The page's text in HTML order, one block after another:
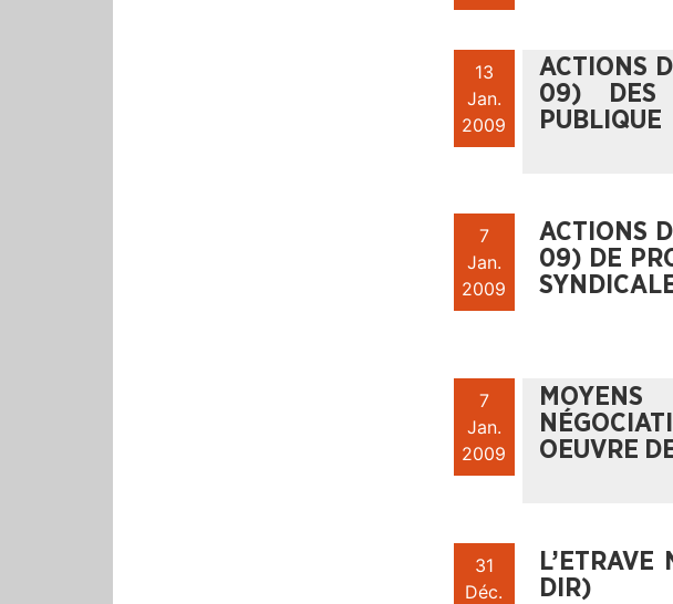
13
Jan.
2009
ACTIONS
09) DES
PUBLIQUE
7
Jan.
2009
ACTIONS
09) DE
7
Jan.
2009
OEUVRE
31
Déc.
DIR)